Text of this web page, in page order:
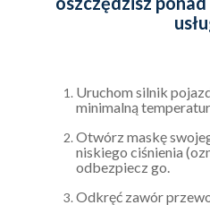
Uruchom silnik
minimalną
Otwórz maskę
niskiego ciśnienia
odbezpiecz go.
Odkręć zawór